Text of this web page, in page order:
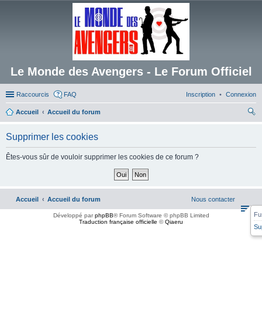
Le Monde des Avengers - Le Forum Officiel
Raccourcis FAQ Connexion
Inscription
Accueil
Accueil du forum
Supprimer les cookies
Êtes-vous sûr de vouloir supprimer les cookies de ce forum ?
Accueil Accueil du forum Nous contacter
Développé parphpBB® Forum Software © phpBB Limited
Traduction française officielle ©Qiaeru